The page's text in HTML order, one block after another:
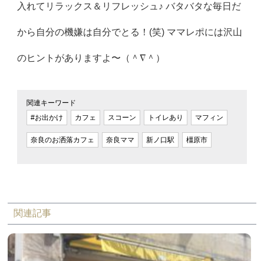
入れてリラックス＆リフレッシュ♪ バタバタな毎日だ
から自分の機嫌は自分でとる！(笑) ママレポには沢山
のヒントがありますよ〜（＾∇＾）
関連キーワード
#お出かけ
カフェ スコーン トイレあり マフィン
奈良のお洒落カフェ 奈良ママ 新ノ口駅 橿原市
関連記事